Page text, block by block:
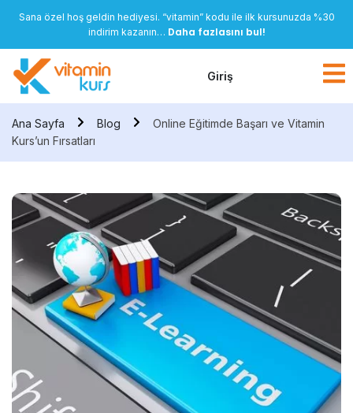
Sana özel hoş geldin hediyesi. “vitamin” kodu ile ilk kursunuzda %30
indirim kazanın… Daha fazlasını bul!
Giriş
Ana Sayfa Blog
Online Eğitimde Başarı ve Vitamin
Kurs’un Fırsatları